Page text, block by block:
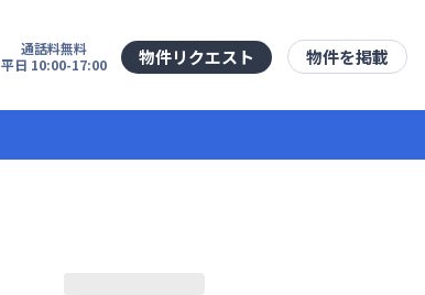
通話料無料
平日 10:00-17:00
物件リクエスト 物件を掲載